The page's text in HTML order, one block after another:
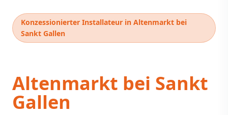
Konzessionierter Installateur in Altenmarkt bei
Sankt Gallen
Altenmarkt bei Sankt
Gallen